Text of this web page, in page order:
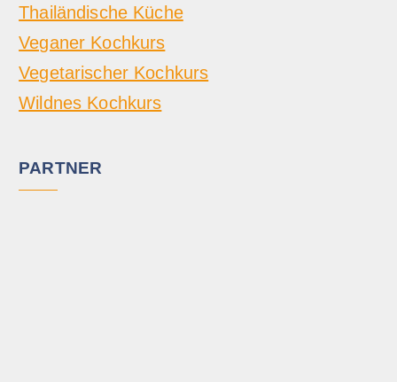
Thailändische Küche
Veganer Kochkurs
Vegetarischer Kochkurs
Wildnes Kochkurs
PARTNER